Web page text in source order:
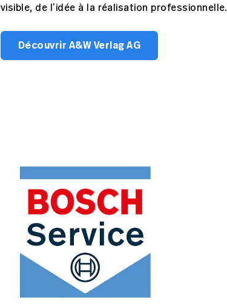
visible, de l’idée à la réalisation professionnelle.
Découvrir A&W Verlag AG